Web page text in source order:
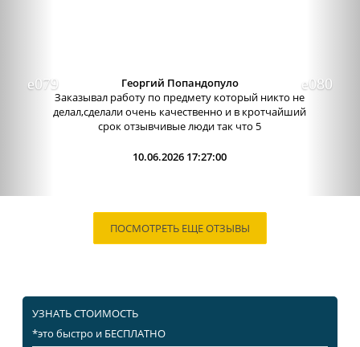
Георгий Попандопуло
Заказывал работу по предмету который никто не
делал,сделали очень качественно и в кротчайший
срок отзывчивые люди так что 5
10.06.2026 17:27:00
ПОСМОТРЕТЬ ЕЩЕ ОТЗЫВЫ
УЗНАТЬ СТОИМОСТЬ
*это быстро и БЕСПЛАТНО